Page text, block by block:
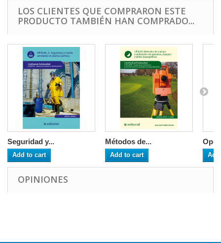
LOS CLIENTES QUE COMPRARON ESTE
PRODUCTO TAMBIÉN HAN COMPRADO...
Seguridad y...
Add to cart
Métodos de...
Add to cart
OPINIONES